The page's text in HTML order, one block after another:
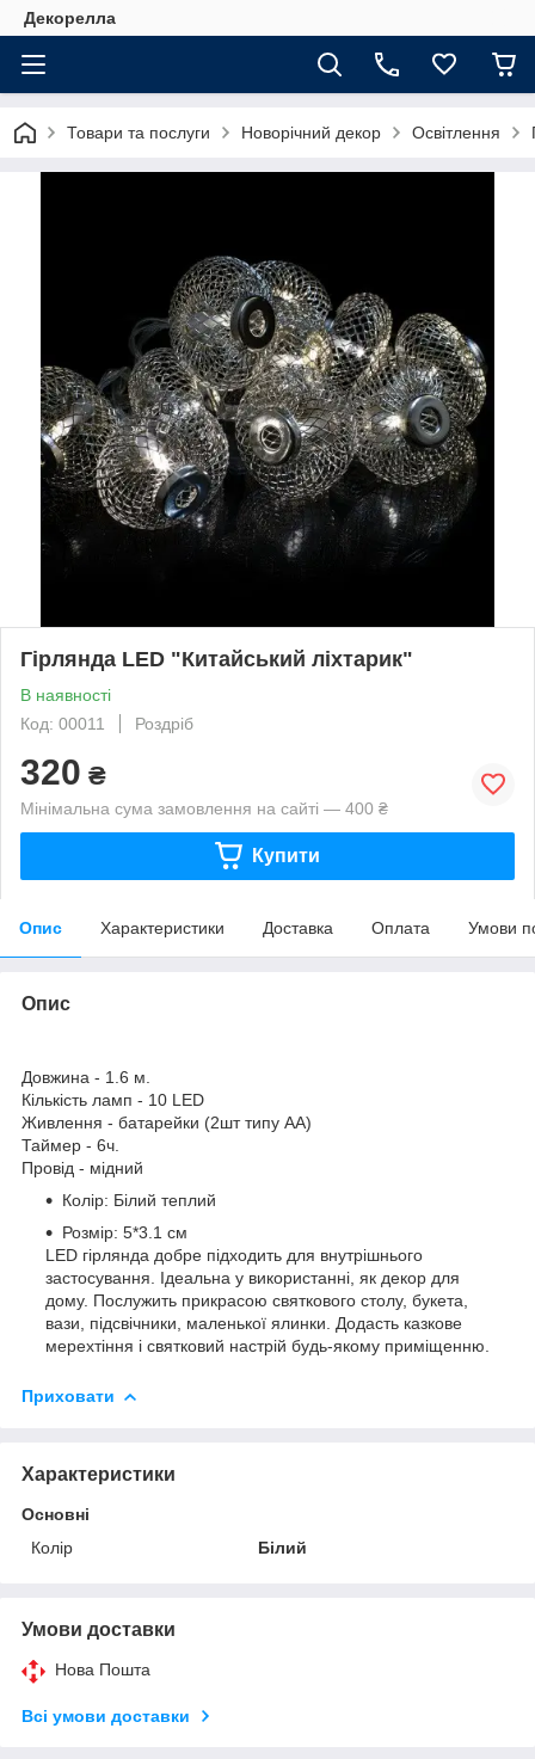
Декорелла
Товари та послуги Новорічний декор Освітлення
Гірлянда LED "Китайський ліхтарик"
В наявності
Код: 00011
Роздріб
320 ₴
Мінімальна сума замовлення на сайті — 400 ₴
Купити
Опис Характеристики Доставка Оплата Умови
Опис
Довжина - 1.6 м.
Кількість ламп - 10 LED
Живлення - батарейки (2шт типу AA)
Таймер - 6ч.
Провід - мідний
Колір: Білий теплий
Розмір: 5*3.1 см
LED гірлянда добре підходить для внутрішнього
застосування. Ідеальна у використанні, як декор для
дому. Послужить прикрасою святкового столу, букета,
вази, підсвічники, маленької ялинки. Додасть казкове
мерехтіння і святковий настрій будь-якому приміщенню.
Приховати
Характеристики
Основні
Колір
Білий
Умови доставки
Нова Пошта
Всі умови доставки